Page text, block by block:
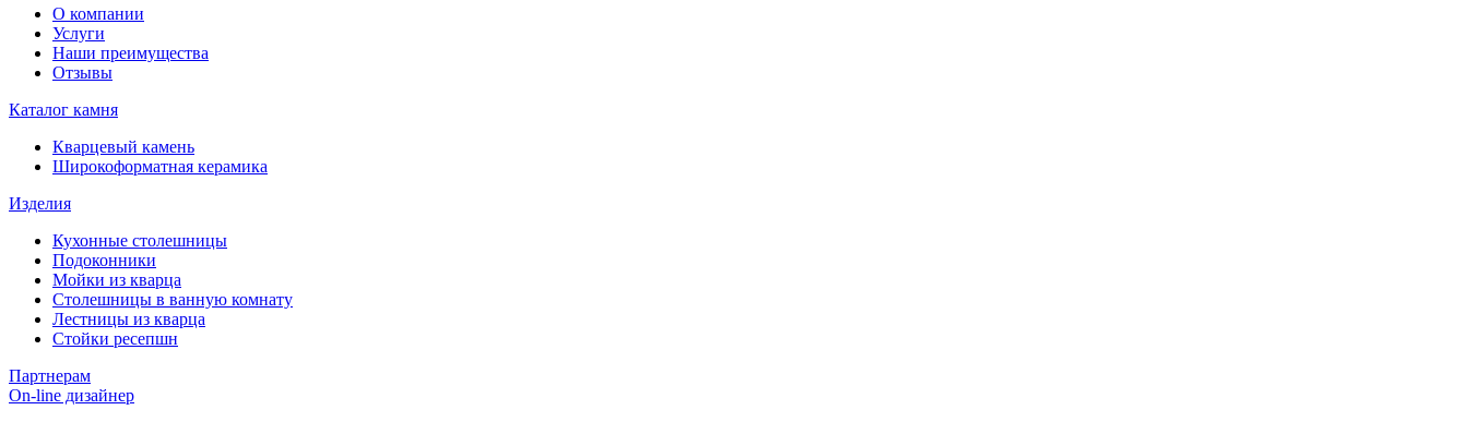
О компании
Услуги
Наши преимущества
Отзывы
Каталог камня
Кварцевый камень
Широкоформатная керамика
Изделия
Кухонные столешницы
Подоконники
Мойки из кварца
Столешницы в ванную комнату
Лестницы из кварца
Стойки ресепшн
Партнерам
On-line дизайнер